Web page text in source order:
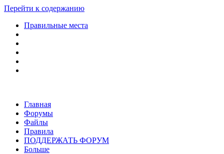
Перейти к содержанию
Правильные места
Главная
Форумы
Файлы
Правила
ПОДДЕРЖАТЬ ФОРУМ
Больше